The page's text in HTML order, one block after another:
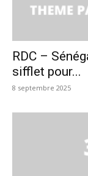
RDC –
sifflet pour...
8 septembre 2025